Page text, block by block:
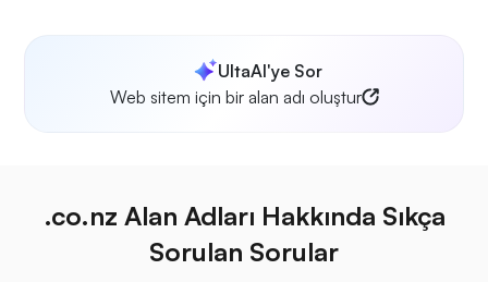
UltaAI'ye Sor
Web sitem için bir alan adı oluştur
.co.nz Alan Adları Hakkında Sıkça
Sorulan Sorular